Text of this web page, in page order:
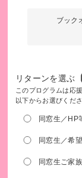
寄附金控除の詳
https://
ブック
リターンを選ぶ
このプログラムは応
以下からお選びくださ
同窓生／HP
同窓生／希
同窓生ご家